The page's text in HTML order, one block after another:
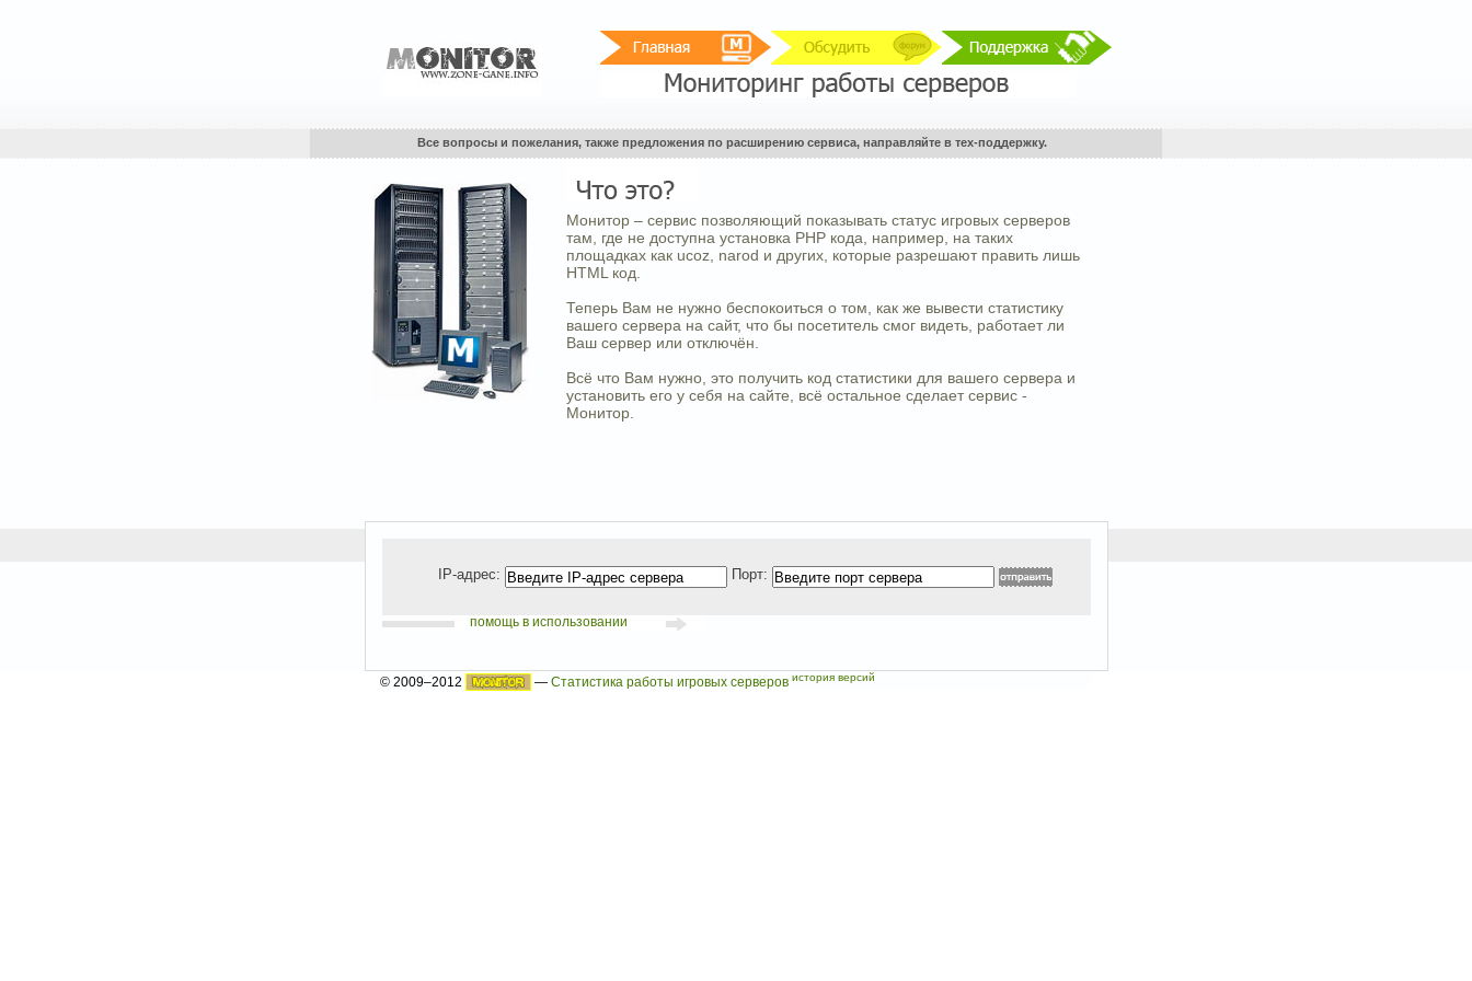
Все вопросы и пожелания, также предложения по расширению сервиса, направляйте в тех-поддержку.
Монитор – сервис позволяющий показывать статус игровых серверов
там, где не доступна установка PHP кода, например, на таких
площадках как ucoz, narod и других, которые разрешают править лишь
HTML код.
Теперь Вам не нужно беспокоиться о том, как же вывести статистику
вашего сервера на сайт, что бы посетитель смог видеть, работает ли
Ваш сервер или отключён.
Всё что Вам нужно, это получить код статистики для вашего сервера и
установить его у себя на сайте, всё остальное сделает сервис -
Монитор.
IP-адрес: Порт:
помощь в использовании
© 2009–2012 — Статистика работы игровых серверов история версий